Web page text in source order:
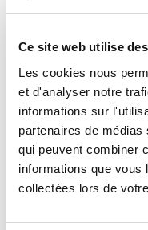
Ce site web utilise
Les cookies nous
et d'analyser notre
informations sur
partenaires de
qui peuvent combiner
informations que vous
collectées lors de